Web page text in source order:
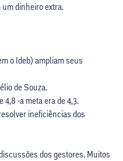
dinheiro extra.
o Ideb) ampliam seus
de Souza.
-a meta era de 4,3.
ineficiências dos
dos gestores. Muitos